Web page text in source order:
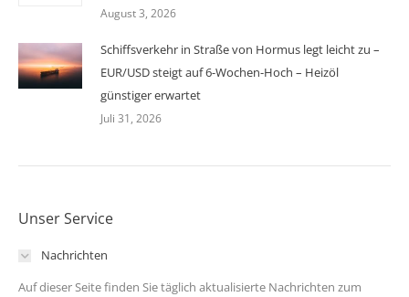
August 3, 2026
Schiffsverkehr in Straße von Hormus legt leicht zu –
EUR/USD steigt auf 6-Wochen-Hoch – Heizöl
günstiger erwartet
Juli 31, 2026
Unser Service
Nachrichten
Auf dieser Seite finden Sie täglich aktualisierte Nachrichten zum